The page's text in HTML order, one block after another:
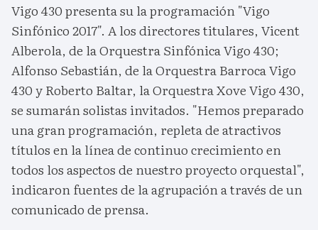
Vigo 430 presenta su la programación "Vigo
Sinfónico 2017". A los directores titulares, Vicent
Alberola, de la Orquestra Sinfónica Vigo 430;
Alfonso Sebastián, de la Orquestra Barroca Vigo
430 y Roberto Baltar, la Orquestra Xove Vigo 430,
se sumarán solistas invitados. "Hemos preparado
una gran programación, repleta de atractivos
títulos en la línea de continuo crecimiento en
todos los aspectos de nuestro proyecto orquestal",
indicaron fuentes de la agrupación a través de un
comunicado de prensa.